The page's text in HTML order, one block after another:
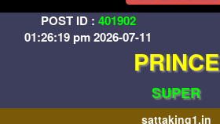
POST ID : 401902
01:26:19 pm 2026-07-11
PRINCE
SUPER
sattaking1.in